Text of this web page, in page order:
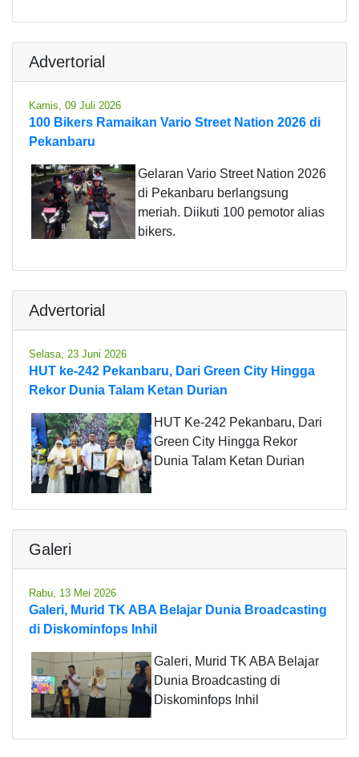
Advertorial
Kamis, 09 Juli 2026
100 Bikers Ramaikan Vario Street Nation 2026 di
Pekanbaru
Gelaran Vario Street Nation 2026
di Pekanbaru berlangsung
meriah. Diikuti 100 pemotor alias
bikers.
Advertorial
Selasa, 23 Juni 2026
HUT ke-242 Pekanbaru, Dari Green City Hingga
Rekor Dunia Talam Ketan Durian
HUT Ke-242 Pekanbaru, Dari
Green City Hingga Rekor
Dunia Talam Ketan Durian
Galeri
Rabu, 13 Mei 2026
Galeri, Murid TK ABA Belajar Dunia Broadcasting
di Diskominfops Inhil
Galeri, Murid TK ABA Belajar
Dunia Broadcasting di
Diskominfops Inhil